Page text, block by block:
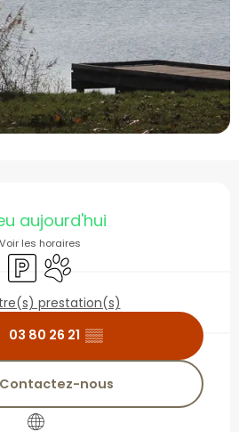
et
aujourd'hui
Voir les horaires
ParkingAnimaux acceptés
prestation(s)
03 80 26 21 ▒▒
Contactez-nous